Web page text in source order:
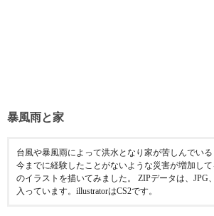
暴風雨と家
台風や暴風雨によって洪水となり家が苦しんでいる
今までに経験したことがないような災害が増加し
のイラストを描いてみました。 ZIPデータは、JPG
入っています。illustratorはCS2です。